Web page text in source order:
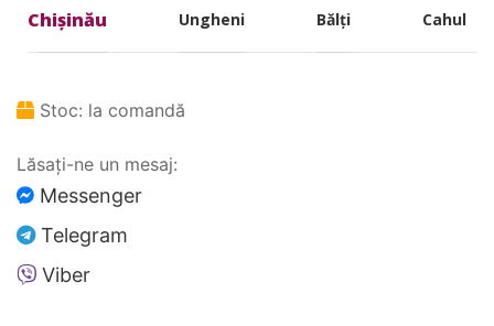
Chișinău Ungheni Bălți Cahul
Stoc: la comandă
Lăsați-ne un mesaj:
Messenger
Telegram
Viber